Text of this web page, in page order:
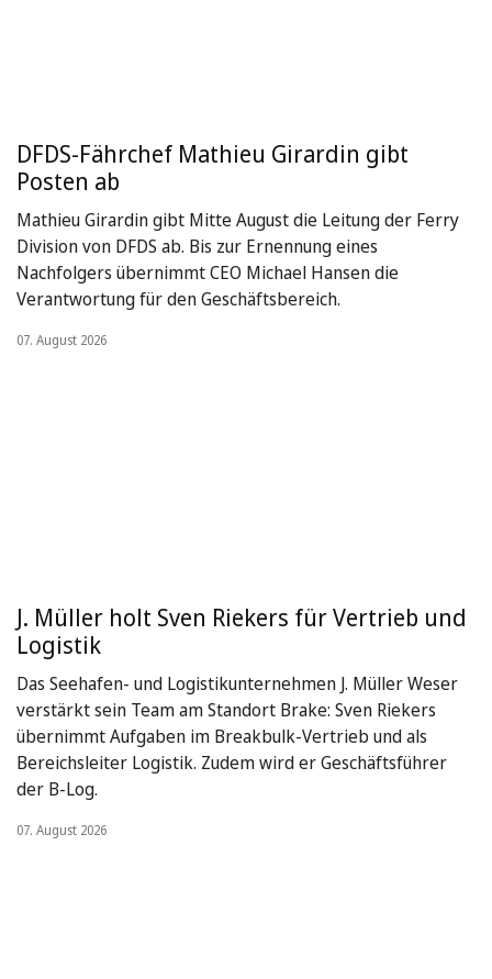
DFDS-Fährchef Mathieu Girardin gibt
Posten ab
Mathieu Girardin gibt Mitte August die Leitung der Ferry
Division von DFDS ab. Bis zur Ernennung eines
Nachfolgers übernimmt CEO Michael Hansen die
Verantwortung für den Geschäftsbereich.
07. August 2026
J. Müller holt Sven Riekers für Vertrieb und
Logistik
Das Seehafen- und Logistikunternehmen J. Müller Weser
verstärkt sein Team am Standort Brake: Sven Riekers
übernimmt Aufgaben im Breakbulk-Vertrieb und als
Bereichsleiter Logistik. Zudem wird er Geschäftsführer
der B-Log.
07. August 2026